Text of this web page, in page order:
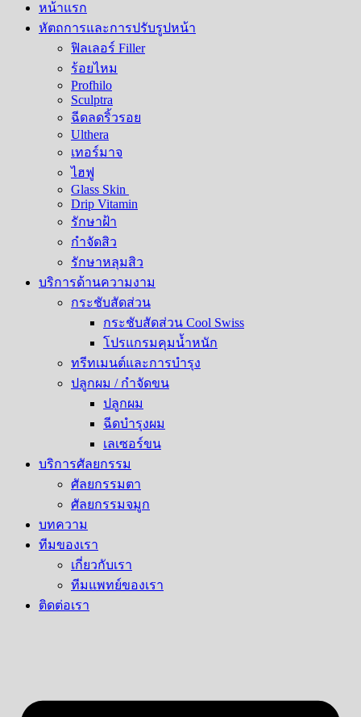
หน้าแรก
หัตถการและการปรับรูปหน้า
ฟิลเลอร์ Filler
ร้อยไหม
Profhilo
Sculptra
ฉีดลดริ้วรอย
Ulthera
เทอร์มาจ
ไฮฟู
Glass Skin
Drip Vitamin
รักษาฝ้า
กำจัดสิว
รักษาหลุมสิว​
บริการด้านความงาม
กระชับสัดส่วน
กระชับสัดส่วน Cool Swiss
โปรแกรมคุมน้ำหนัก
ทรีทเมนต์และการบำรุง
ปลูกผม / กำจัดขน
ปลูกผม
ฉีดบำรุงผม
เลเซอร์ขน
บริการศัลยกรรม
ศัลยกรรมตา
ศัลยกรรมจมูก
บทความ
ทีมของเรา
เกี่ยวกับเรา
ทีมแพทย์ของเรา
ติดต่อเรา